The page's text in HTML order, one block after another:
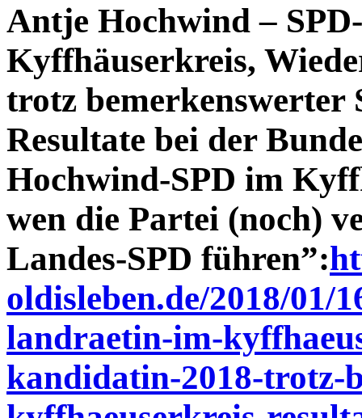
Antje Hochwind –
Kyffhäuserkreis,
trotz bemerkenswerter
Resultate bei der
Hochwind-SPD im
wen die Partei (noch)
Landes-SPD führen”:
oldisleben.de/2018/01/
landraetin-im-
kandidatin-2018-trotz-